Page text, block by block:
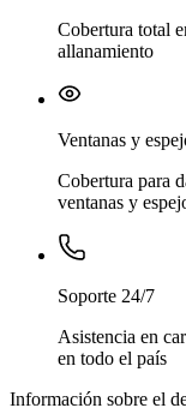
Cobertura total
allanamiento
Ventanas y
Cobertura para
ventanas y
Soporte 24/7
Asistencia en
en todo el país
Información sobre el